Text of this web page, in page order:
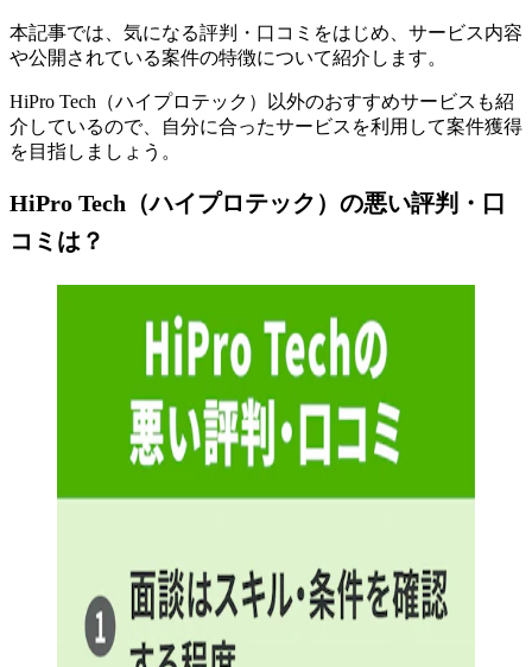
本記事では、気になる評判・口コミをはじめ、サービス内容
や公開されている案件の特徴について紹介します。
HiPro Tech（ハイプロテック）以外のおすすめサービスも紹
介しているので、自分に合ったサービスを利用して案件獲得
を目指しましょう。
HiPro Tech（ハイプロテック）の悪い評判・口
コミは？